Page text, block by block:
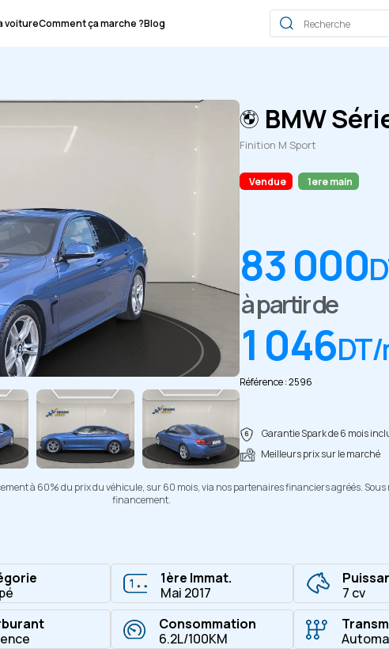
voitureComment ça marche ?Blog
BMW
Finition M Sport
Vendue 1ere main
83 000
à partir de
1 046
Référence : 2596
Garantie Spark de 6 mois
Meilleurs prix sur le marché
à 60% du prix du véhicule, sur 60 mois, via nos partenaires financiers agréés. Sous
financement.
1ère Immat.
Mai 2017
7 cv
Consommation
6.2L/100KM
Copier